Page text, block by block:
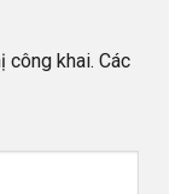
công khai. Các